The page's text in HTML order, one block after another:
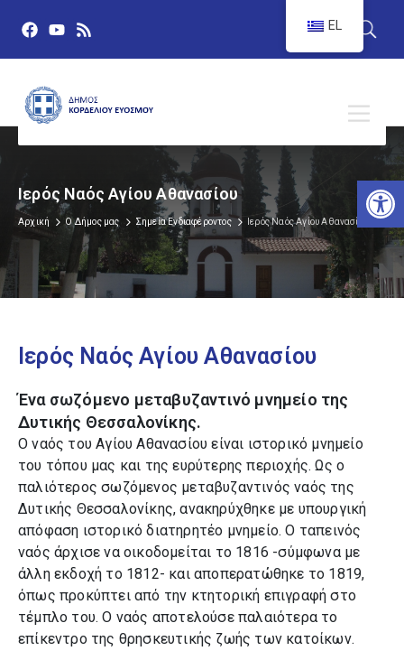
Ιερός Ναός Αγίου Αθανασίου
Αρχική Ο Δήμος μας Σημεία Ενδιαφέροντος Ιερός Ναός Αγίου Αθανασίου
Ιερός Ναός Αγίου Αθανασίου
Ένα σωζόμενο μεταβυζαντινό μνημείο της
Δυτικής Θεσσαλονίκης.
Ο ναός του Αγίου Αθανασίου είναι ιστορικό μνημείο
του τόπου μας και της ευρύτερης περιοχής. Ως ο
παλιότερος σωζόμενος μεταβυζαντινός ναός της
Δυτικής Θεσσαλονίκης, ανακηρύχθηκε με υπουργική
απόφαση ιστορικό διατηρητέο μνημείο. Ο ταπεινός
ναός άρχισε να οικοδομείται το 1816 -σύμφωνα με
άλλη εκδοχή το 1812- και αποπερατώθηκε το 1819,
όπως προκύπτει από την κτητορική επιγραφή στο
τέμπλο του. Ο ναός αποτελούσε παλαιότερα το
επίκεντρο της θρησκευτικής ζωής των κατοίκων.
EL